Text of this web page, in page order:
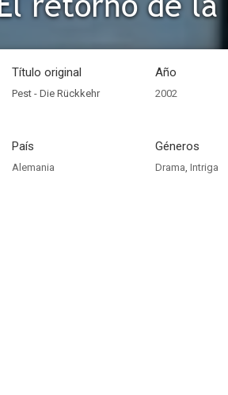
Título original
Pest - Die Rückkehr
Año
2002
País
Alemania
Géneros
Drama, Intriga